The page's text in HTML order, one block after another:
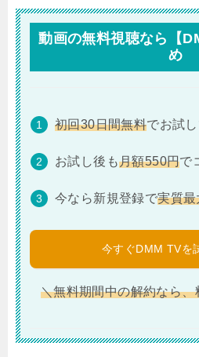
動画の無料視聴なら【
め
初回30日間無料でお試
お試し後も月額550円で
今なら新規登録で実質
今すぐDMM TVを
＼無料期間中の解約なら